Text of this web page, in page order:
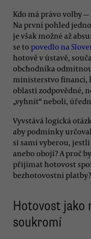
Kdo má právo volby
Na první pohled
je však možné až
se to povedlo na
hotově v ústavě,
obchodníka
ministerstvo financí,
oblasti zodpovědné,
„vyhnít“ neboli,
Vyvstává logická
aby podmínky
si sami vyberou,
anebo obojí? A proč
přijímat hotovost
bezhotovostní platby?
Hotovost jako
soukromí